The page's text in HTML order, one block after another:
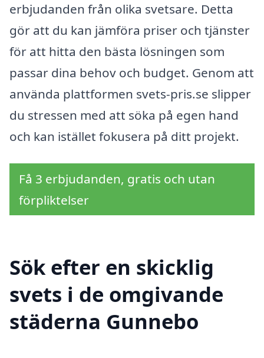
erbjudanden från olika svetsare. Detta
gör att du kan jämföra priser och tjänster
för att hitta den bästa lösningen som
passar dina behov och budget. Genom att
använda plattformen svets-pris.se slipper
du stressen med att söka på egen hand
och kan istället fokusera på ditt projekt.
Få 3 erbjudanden, gratis och utan
förpliktelser
Sök efter en skicklig
svets i de omgivande
städerna Gunnebo